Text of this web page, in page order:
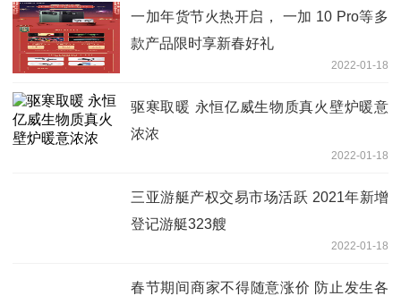
一加年货节火热开启， 一加 10 Pro等多
款产品限时享新春好礼
2022-01-18
驱寒取暖 永恒亿威生物质真火壁炉暖意
浓浓
2022-01-18
三亚游艇产权交易市场活跃 2021年新增
登记游艇323艘
2022-01-18
春节期间商家不得随意涨价 防止发生各